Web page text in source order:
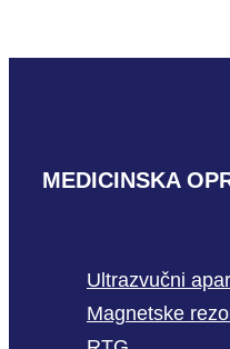
MEDICINSKA
Ultrazvučni
Magnetske